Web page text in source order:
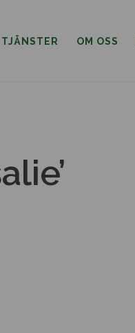
TJÄNSTER OM OSS